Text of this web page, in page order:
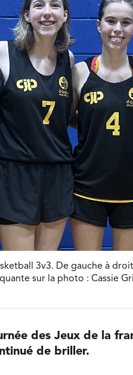
3v3. De gauche à
sur la photo : Cassie
des Jeux de la
de briller.